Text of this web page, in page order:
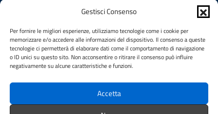
Gestisci Consenso
Per fornire le migliori esperienze, utilizziamo tecnologie come i cookie per
memorizzare e/o accedere alle informazioni del dispositivo. Il consenso a queste
tecnologie ci permetterà di elaborare dati come il comportamento di navigazione
o ID unici su questo sito. Non acconsentire o ritirare il consenso può influire
negativamente su alcune caratteristiche e funzioni.
Accetta
Informativa privacy
Cookie Policy (UE)
Social Media Policy
Note legali
SEGUICI SU